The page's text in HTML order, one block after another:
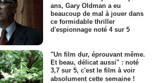
ans, Gary Oldman a eu
beaucoup de mal à jouer dans
ce formidable thriller
d'espionnage noté 4 sur 5
"Un film dur, éprouvant même.
Et beau, délicat aussi" : noté
3,7 sur 5, c'est le film à voir
absolument cette semaine !